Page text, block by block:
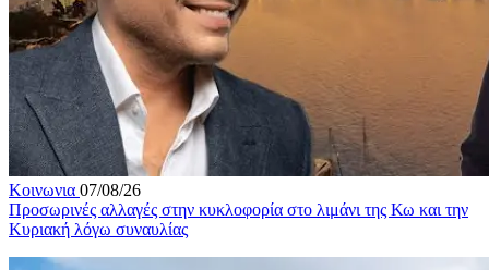
Κοινωνια 07/08/26
Προσωρινές αλλαγές στην κυκλοφορία στο λιμάνι της Κω και την
Κυριακή λόγω συναυλίας